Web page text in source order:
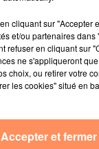
jouer à la
la nuit !
électrifiés
à témoins
cliquant sur "Accepter
et/ou partenaires dans
refuser en cliquant sur
ne s'appliqueront
choix, ou retirer votre
les cookies" situé en
Accepter et fermer